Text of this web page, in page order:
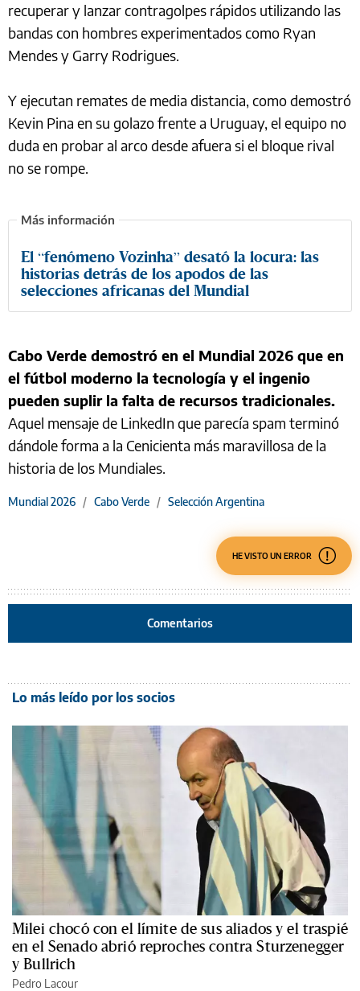
recuperar y lanzar contragolpes rápidos utilizando las
bandas con hombres experimentados como Ryan
Mendes y Garry Rodrigues.
Y ejecutan remates de media distancia, como demostró
Kevin Pina en su golazo frente a Uruguay, el equipo no
duda en probar al arco desde afuera si el bloque rival
no se rompe.
El “fenómeno Vozinha” desató la locura: las
historias detrás de los apodos de las
selecciones africanas del Mundial
Cabo Verde demostró en el Mundial 2026 que en
el fútbol moderno la tecnología y el ingenio
pueden suplir la falta de recursos tradicionales.
Aquel mensaje de LinkedIn que parecía spam terminó
dándole forma a la Cenicienta más maravillosa de la
historia de los Mundiales.
Mundial 2026 / Cabo Verde / Selección Argentina
HE VISTO UN ERROR
Comentarios
Lo más leído por los socios
Milei chocó con el límite de sus aliados y el traspié
en el Senado abrió reproches contra Sturzenegger
y Bullrich
Pedro Lacour